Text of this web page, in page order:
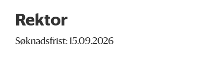
Rektor
Søknadsfrist: 15.09.2026